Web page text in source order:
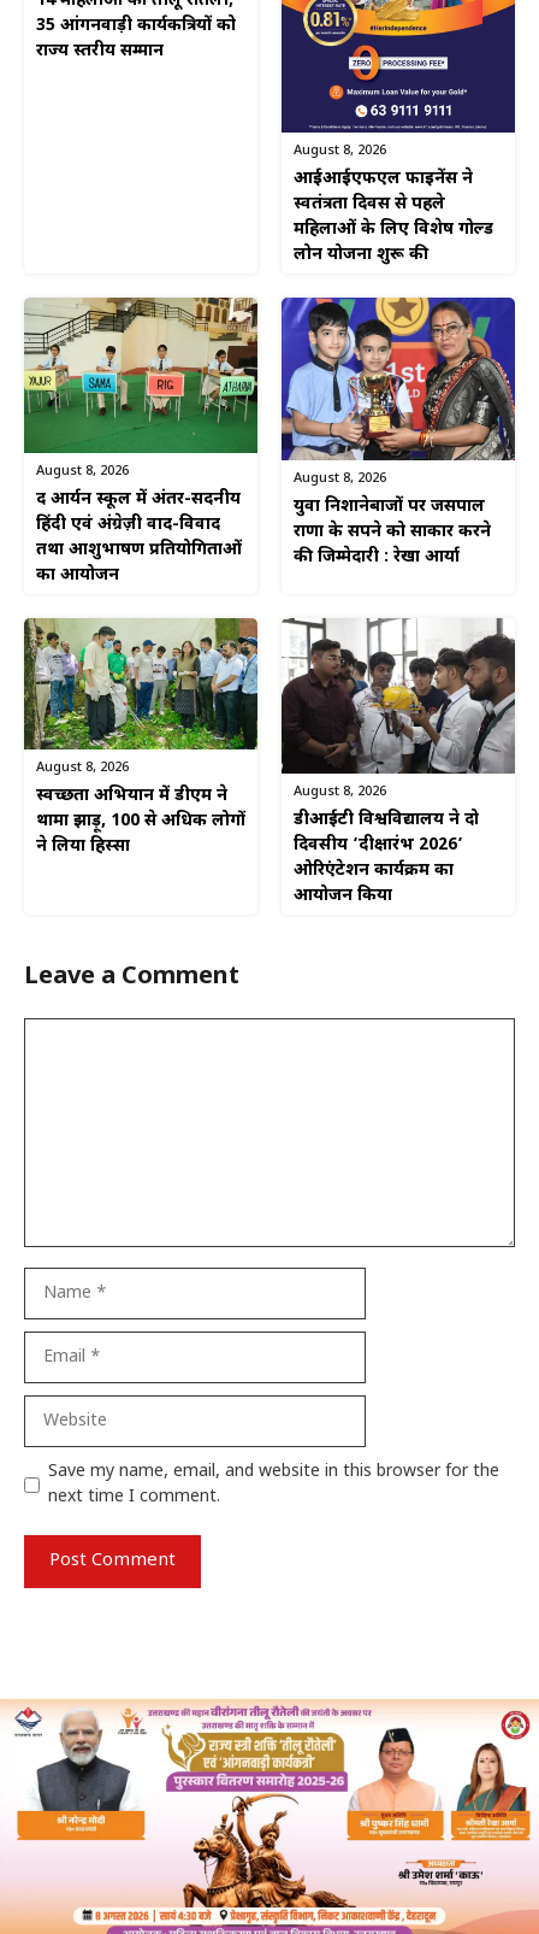
35 आंगनवाड़ी कार्यकत्रियों को
राज्य स्तरीय सम्मान
August 8, 2026
आईआईएफएल फाइनेंस ने
स्वतंत्रता दिवस से पहले
महिलाओं के लिए विशेष गोल्ड
लोन योजना शुरू की
August 8, 2026
द आर्यन स्कूल में अंतर-सदनीय
हिंदी एवं अंग्रेज़ी वाद-विवाद
तथा आशुभाषण प्रतियोगिताओं
का आयोजन
August 8, 2026
युवा निशानेबाजों पर जसपाल
राणा के सपने को साकार करने
की जिम्मेदारी : रेखा आर्या
August 8, 2026
स्वच्छता अभियान में डीएम ने
थामा झाड़ू, 100 से अधिक लोगों
ने लिया हिस्सा
August 8, 2026
डीआईटी विश्वविद्यालय ने दो
दिवसीय ‘दीक्षारंभ 2026’
ओरिएंटेशन कार्यक्रम का
आयोजन किया
Leave a Comment
Website
Save my name, email, and website in this browser for the
next time I comment.